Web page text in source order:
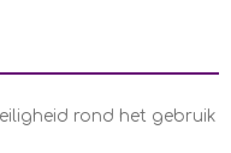
rond het gebruik